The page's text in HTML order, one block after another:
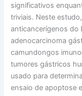
significativos
triviais. Neste
anticancerígenos do
adenocarcinoma
camundongos
tumores gástricos
usado para
ensaio de apoptose